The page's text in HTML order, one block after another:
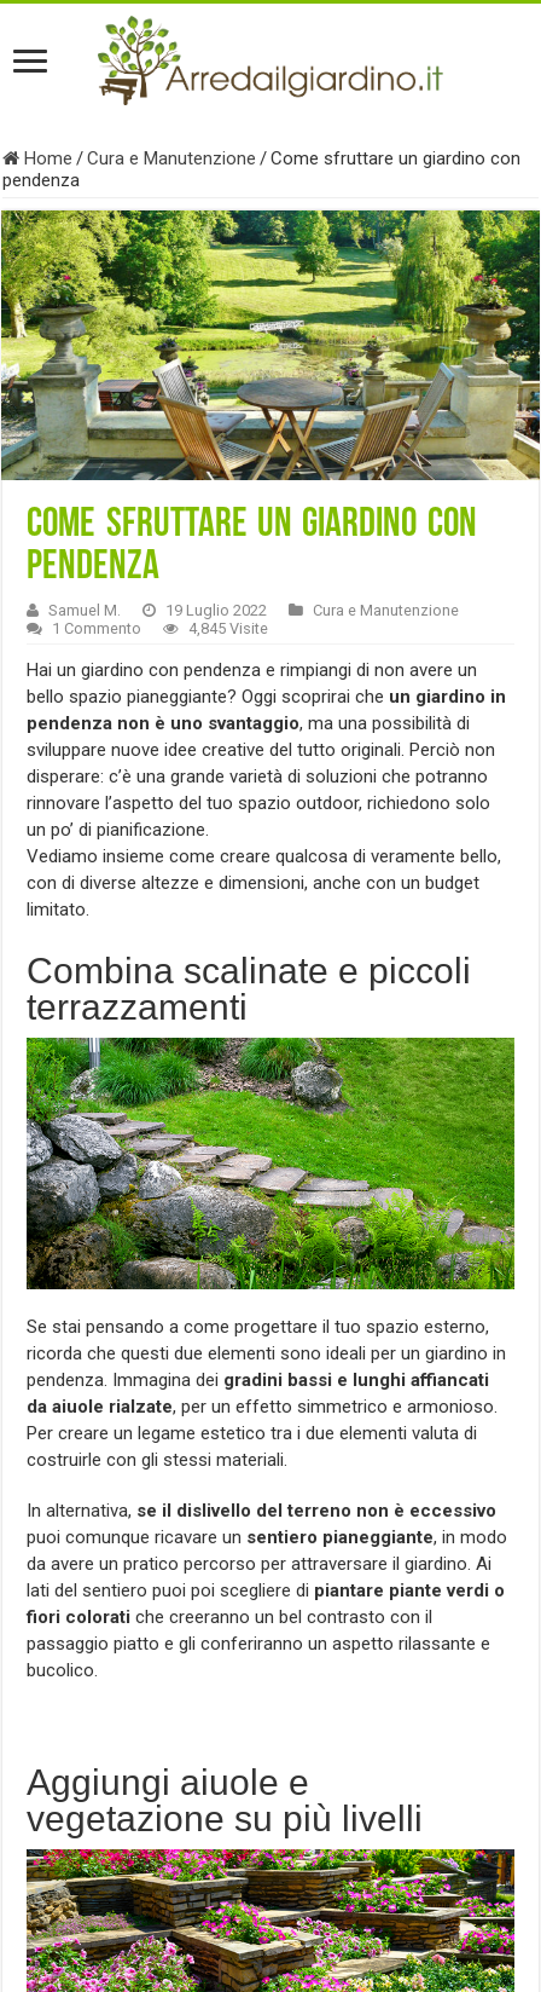
Home /Cura e Manutenzione /Come sfruttare un giardino con
pendenza
Come sfruttare un giardino con
pendenza
Samuel M. 19 Luglio 2022
Cura e Manutenzione
1 Commento
4,845 Visite
Hai un giardino con pendenza e rimpiangi di non avere un
bello spazio pianeggiante? Oggi scoprirai che un giardino in
pendenza non è uno svantaggio, ma una possibilità di
sviluppare nuove idee creative del tutto originali. Perciò non
disperare: c’è una grande varietà di soluzioni che potranno
rinnovare l’aspetto del tuo spazio outdoor, richiedono solo
un po’ di pianificazione.
Vediamo insieme come creare qualcosa di veramente bello,
con di diverse altezze e dimensioni, anche con un budget
limitato.
Combina scalinate e piccoli
terrazzamenti
Se stai pensando a come progettare il tuo spazio esterno,
ricorda che questi due elementi sono ideali per un giardino in
pendenza. Immagina dei gradini bassi e lunghi affiancati
da aiuole rialzate, per un effetto simmetrico e armonioso.
Per creare un legame estetico tra i due elementi valuta di
costruirle con gli stessi materiali.
In alternativa, se il dislivello del terreno non è eccessivo
puoi comunque ricavare un sentiero pianeggiante, in modo
da avere un pratico percorso per attraversare il giardino. Ai
lati del sentiero puoi poi scegliere di piantare piante verdi o
fiori colorati che creeranno un bel contrasto con il
passaggio piatto e gli conferiranno un aspetto rilassante e
bucolico.
Aggiungi aiuole e
vegetazione su più livelli